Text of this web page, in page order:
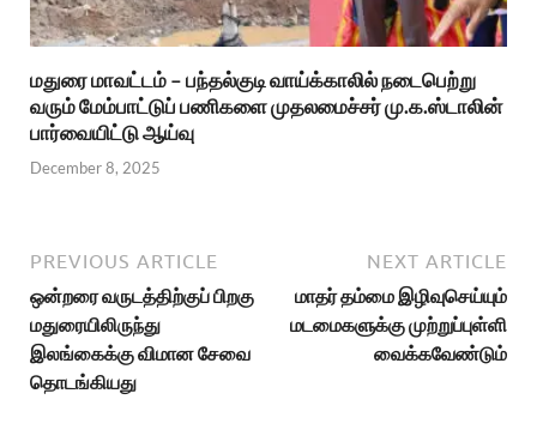
மதுரை மாவட்டம் – பந்தல்குடி வாய்க்காலில் நடைபெற்று
வரும் மேம்பாட்டுப் பணிகளை முதலமைச்சர் மு.க.ஸ்டாலின்
பார்வையிட்டு ஆய்வு
December 8, 2025
PREVIOUS ARTICLE
ஒன்றரை வருடத்திற்குப் பிறகு
மதுரையிலிருந்து
இலங்கைக்கு விமான சேவை
தொடங்கியது
NEXT ARTICLE
மாதர் தம்மை இழிவுசெய்யும்
மடமைகளுக்கு முற்றுப்புள்ளி
வைக்கவேண்டும்